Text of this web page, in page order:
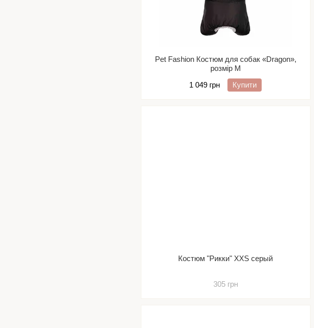
Pet Fashion Костюм для собак «Dragon»,
розмір М
1 049 грн
Купити
Костюм "Рикки" XXS серый
305 грн